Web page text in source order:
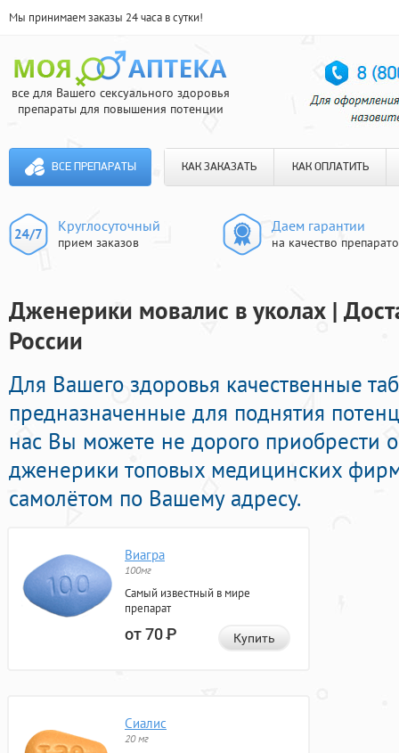
Мы принимаем заказы 24 часа в сутки!
все для Вашего сексуального здоровья
препараты для повышения потенции
ВСЕ ПРЕПАРАТЫ КАК ЗАКАЗАТЬ КАК ОПЛАТИТЬ
Круглосуточный
прием заказов
Даем гарантии
на качество
Дженерики мовалис в уколах |
России
Для Вашего здоровья качественные
предназначенные для поднятия
нас Вы можете не дорого приобрести
дженерики топовых медицинских
самолётом по Вашему адресу.
Виагра
100мг
Самый известный в мире
препарат
от 70Р Купить
Сиалис
20 мг